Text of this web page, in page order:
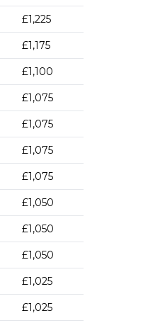
£1,225
£1,175
£1,100
£1,075
£1,075
£1,075
£1,075
£1,050
£1,050
£1,050
£1,025
£1,025